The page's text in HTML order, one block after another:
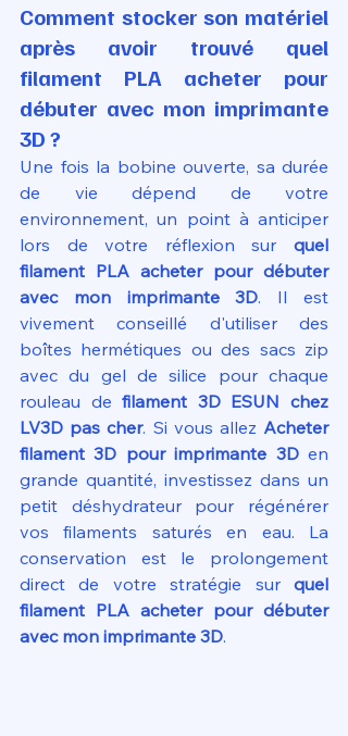
Comment stocker son matériel
après avoir trouvé quel
filament PLA acheter pour
débuter avec mon imprimante
3D ?
Une fois la bobine ouverte, sa durée
de vie dépend de votre
environnement, un point à anticiper
lors de votre réflexion sur quel
filament PLA acheter pour débuter
avec mon imprimante 3D. Il est
vivement conseillé d'utiliser des
boîtes hermétiques ou des sacs zip
avec du gel de silice pour chaque
rouleau de filament 3D ESUN chez
LV3D pas cher. Si vous allez Acheter
filament 3D pour imprimante 3D en
grande quantité, investissez dans un
petit déshydrateur pour régénérer
vos filaments saturés en eau. La
conservation est le prolongement
direct de votre stratégie sur quel
filament PLA acheter pour débuter
avec mon imprimante 3D.